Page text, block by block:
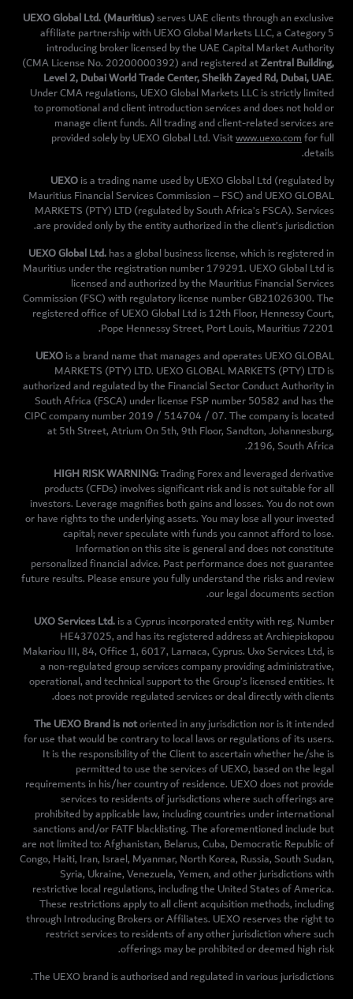
UEXO Global Ltd. (Mauritius)serves UAE clients through an exclusive
affiliate partnership with UEXO Global Markets LLC, a Category 5
introducing broker licensed by the UAE Capital Market Authority
(CMA License No. 20200000392) and registered atZentral Building,
Level 2, Dubai World Trade Center, Sheikh Zayed Rd, Dubai, UAE
Under CMA regulations, UEXO Global Markets LLC is strictly limited
to promotional and client introduction services and does not hold or
manage client funds. All trading and client-related services are
provided solely by UEXO Global Ltd. Visitwww.uexo.comfor full
details.
UEXOis a trading name used by UEXO Global Ltd (regulated by
Mauritius Financial Services Commission – FSC) and UEXO GLOBAL
MARKETS (PTY) LTD (regulated by South Africa’s FSCA). Services
are provided only by the entity authorized in the client’s jurisdiction.
UEXO Global Ltd.has a global business license, which is registered in
Mauritius under the registration number 179291. UEXO Global Ltd is
licensed and authorized by the Mauritius Financial Services
Commission (FSC) with regulatory license number GB21026300. The
registered office of UEXO Global Ltd is 12th Floor, Hennessy Court,
Pope Hennessy Street, Port Louis, Mauritius 72201.
UEXOis a brand name that manages and operates UEXO GLOBAL
MARKETS (PTY) LTD. UEXO GLOBAL MARKETS (PTY) LTD is
authorized and regulated by the Financial Sector Conduct Authority in
South Africa (FSCA) under license FSP number 50582 and has the
CIPC company number 2019 / 514704 / 07. The company is located
at 5th Street, Atrium On 5th, 9th Floor, Sandton, Johannesburg,
2196, South Africa.
HIGH RISK WARNING:Trading Forex and leveraged derivative
products (CFDs) involves significant risk and is not suitable for all
investors. Leverage magnifies both gains and losses. You do not own
or have rights to the underlying assets. You may lose all your invested
capital; never speculate with funds you cannot afford to lose.
Information on this site is general and does not constitute
personalized financial advice. Past performance does not guarantee
future results. Please ensure you fully understand the risks and review
our legal documents section.
UXO Services Ltd.is a Cyprus incorporated entity with reg. Number
HE437025, and has its registered address at Archiepiskopou
Makariou III, 84, Office 1, 6017, Larnaca, Cyprus. Uxo Services Ltd, is
a non-regulated group services company providing administrative,
operational, and technical support to the Group’s licensed entities. It
does not provide regulated services or deal directly with clients.
The UEXO Brand is notoriented in any jurisdiction nor is it intended
for use that would be contrary to local laws or regulations of its users.
It is the responsibility of the Client to ascertain whether he/she is
permitted to use the services of UEXO, based on the legal
requirements in his/her country of residence. UEXO does not provide
services to residents of jurisdictions where such offerings are
prohibited by applicable law, including countries under international
sanctions and/or FATF blacklisting. The aforementioned include but
are not limited to: Afghanistan, Belarus, Cuba, Democratic Republic of
Congo, Haiti, Iran, Israel, Myanmar, North Korea, Russia, South Sudan,
Syria, Ukraine, Venezuela, Yemen, and other jurisdictions with
restrictive local regulations, including the United States of America.
These restrictions apply to all client acquisition methods, including
through Introducing Brokers or Affiliates. UEXO reserves the right to
restrict services to residents of any other jurisdiction where such
offerings may be prohibited or deemed high risk.
The UEXO brand is authorised and regulated in various jurisdictions.